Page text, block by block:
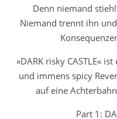
Denn niemand
Niemand trennt ihn
»DARK risky CASTLE« ist
und immens spicy
auf eine
Part 1: